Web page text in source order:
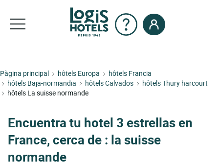
Pàgina principal hôtels Europa
hôtels Francia
hôtels Baja-normandia
hôtels Calvados
hôtels Thury harcourt
hôtels La suisse normande
Encuentra tu hotel 3 estrellas en
France, cerca de : la suisse
normande